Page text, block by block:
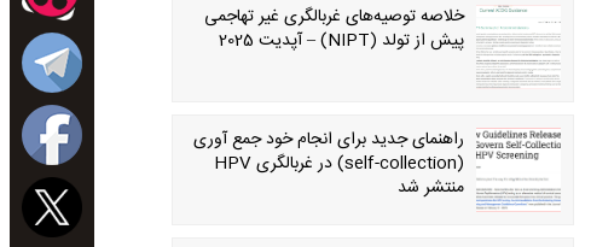
خلاصه توصیه‌های غربالگری غیر تهاجمی
پیش از تولد (NIPT) – آپدیت 2025
راهنمای جدید برای انجام خود جمع آوری
(self-collection) در غربالگری HPV
منتشر شد